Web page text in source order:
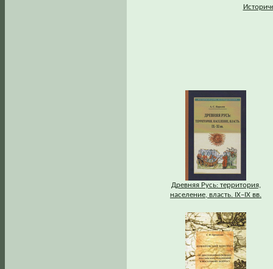
Древняя Русь: территория,
население, власть. IХ–IХ вв.